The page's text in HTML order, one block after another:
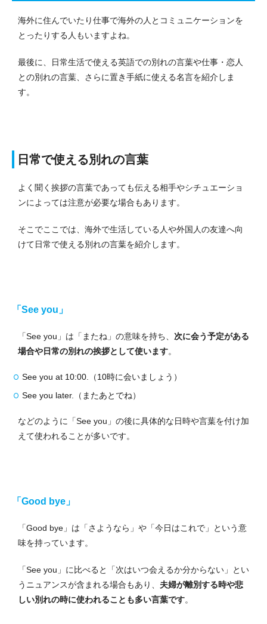
海外に住んでいたり仕事で海外の人とコミュニケーションを
とったりする人もいますよね。
最後に、日常生活で使える英語での別れの言葉や仕事・恋人
との別れの言葉、さらに置き手紙に使える名言を紹介しま
す。
日常で使える別れの言葉
よく聞く挨拶の言葉であっても伝える相手やシチュエーショ
ンによっては注意が必要な場合もあります。
そこでここでは、海外で生活している人や外国人の友達へ向
けて日常で使える別れの言葉を紹介します。
「See you」
「See you」は「またね」の意味を持ち、 次に会う予定がある
場合や日常の別れの挨拶として使います。
See you at 10:00.（10時に会いましょう）
See you later.（またあとでね）
などのように「See you」の後に具体的な日時や言葉を付け加
えて使われることが多いです。
「Good bye」
「Good bye」は「さようなら」や「今日はこれで」という意
味を持っています。
「See you」に比べると「次はいつ会えるか分からない」とい
うニュアンスが含まれる場合もあり、 夫婦が離別する時や悲
しい別れの時に使われることも多い言葉です。